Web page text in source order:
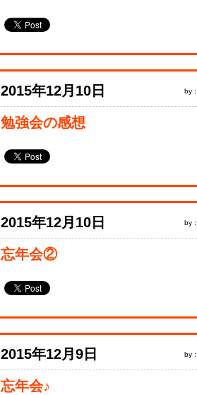
2015年12月10日 by：
勉強会の感想
2015年12月10日 by：
忘年会②
2015年12月9日 by：
忘年会♪